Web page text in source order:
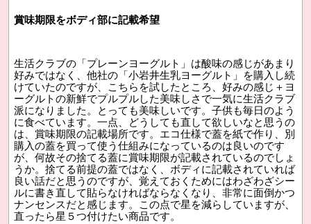
賞味期限をボディ部に記載希望
生活クラブの「プレーンヨーグルト」は酸味の感じがあまり
好みではなく、他社の「小岩井生乳ヨーグルト」を購入し続
けていたのですが、こちらを試したところ、好みの感じ＋ヨ
ーグルトの新鮮でプルプルした美味しさで一気に生活クラブ
派になりました。とっても美味しいです。子供も毎日のよう
に食べています。一点、どうしても直して欲しいなと思うの
は、賞味期限の記載場所です。エコ仕様で蓋を紙で作り、別
購入の蓋を買って使う仕組みになっているのは良いのです
が、何故その捨てる蓋に賞味期限が記載されているのでしょ
うか。捨てる前提の蓋ではなく、ボディに記載されていれば
良い話だと思うのですが、覚えておくためにはわざわざシー
ルに書き直して貼らなければならなくなり、非常に面倒かつ
ナンセンスだと感じます。この点で星を減らしていますが、
直ったら星５つ付けたい商品です。